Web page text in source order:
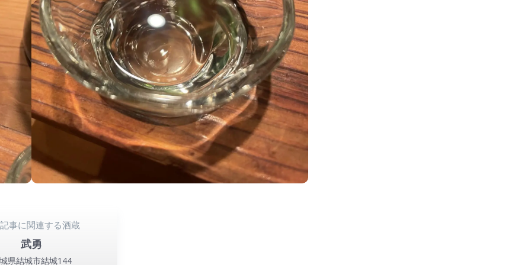
事に関連する酒蔵
武勇
県結城市結城144